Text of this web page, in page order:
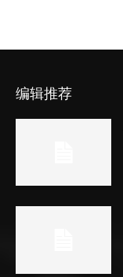
编辑推荐